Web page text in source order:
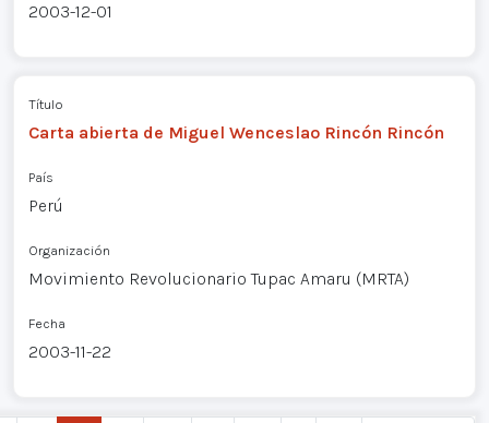
2003-12-01
Título
Carta abierta de Miguel Wenceslao Rincón Rincón
País
Perú
Organización
Movimiento Revolucionario Tupac Amaru (MRTA)
Fecha
2003-11-22